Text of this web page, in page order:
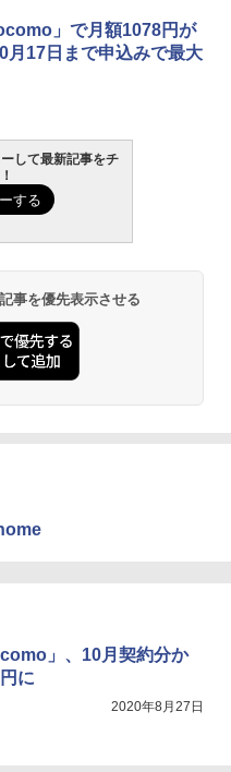
」で月額1078円が
17日まで申込みで最大
して最新記事をチ
事を優先表示させる
」、10月契約分か
に
2020年8月27日